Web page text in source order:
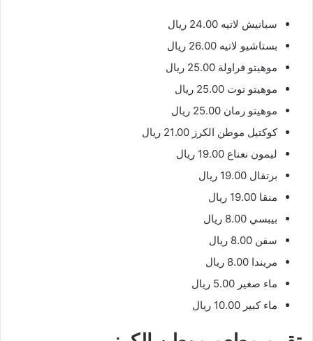
سبانيش لاتيه 24.00 ريال
بستاشيو لاتيه 26.00 ريال
موهيتو فراولة 25.00 ريال
موهيتو توت 25.00 ريال
موهيتو رمان 25.00 ريال
كوكتيل موطن الكرز 21.00 ريال
ليمون نعناع 19.00 ريال
برتقال 19.00 ريال
منقا 19.00 ريال
بيبسي 8.00 ريال
سفن 8.00 ريال
مريندا 8.00 ريال
ماء صغير 5.00 ريال
ماء كبير 10.00 ريال